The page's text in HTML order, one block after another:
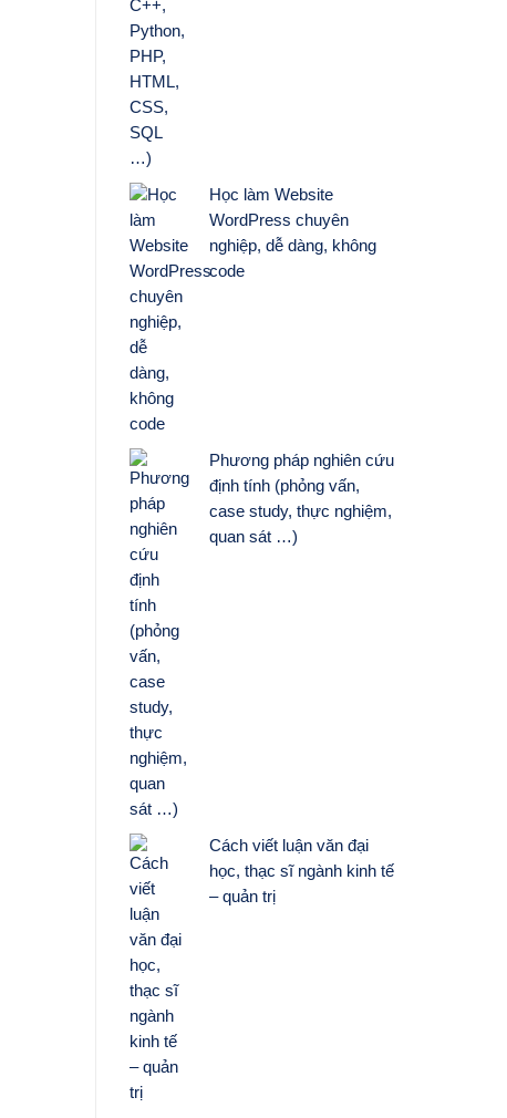
Học làm Website
WordPress chuyên
nghiệp, dễ dàng, không
code
Phương pháp nghiên cứu
định tính (phỏng vấn,
case study, thực nghiệm,
quan sát …)
Cách viết luận văn đại
học, thạc sĩ ngành kinh tế
– quản trị